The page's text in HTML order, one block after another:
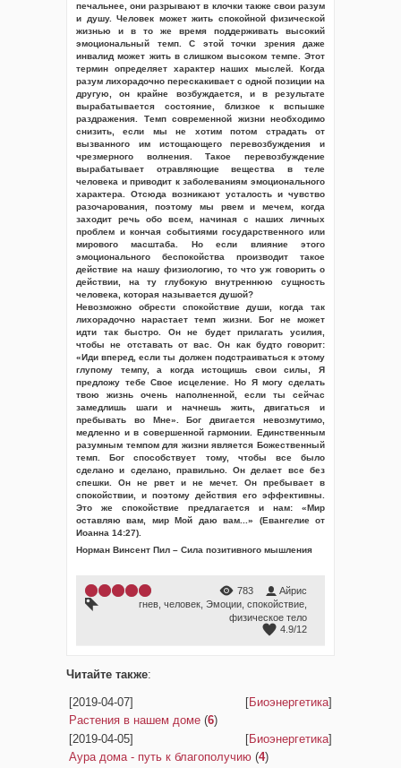
печальнее, они разрывают в клочки также свои разум
и душу. Человек может жить спокойной физической
жизнью и в то же время поддерживать высокий
эмоциональный темп. С этой точки зрения даже
инвалид может жить в слишком высоком темпе. Этот
термин определяет характер наших мыслей. Когда
разум лихорадочно перескакивает с одной позиции на
другую, он крайне возбуждается, и в результате
вырабатывается состояние, близкое к вспышке
раздражения. Темп современной жизни необходимо
снизить, если мы не хотим потом страдать от
вызванного им истощающего перевозбуждения и
чрезмерного волнения. Такое перевозбуждение
вырабатывает отравляющие вещества в теле
человека и приводит к заболеваниям эмоционального
характера. Отсюда возникают усталость и чувство
разочарования, поэтому мы рвем и мечем, когда
заходит речь обо всем, начиная с наших личных
проблем и кончая событиями государственного или
мирового масштаба. Но если влияние этого
эмоционального беспокойства производит такое
действие на нашу физиологию, то что уж говорить о
действии, на ту глубокую внутреннюю сущность
человека, которая называется душой?
Невозможно обрести спокойствие души, когда так
лихорадочно нарастает темп жизни. Бог не может
идти так быстро. Он не будет прилагать усилия,
чтобы не отставать от вас. Он как будто говорит:
«Иди вперед, если ты должен подстраиваться к этому
глупому темпу, а когда истощишь свои силы, Я
предложу тебе Свое исцеление. Но Я могу сделать
твою жизнь очень наполненной, если ты сейчас
замедлишь шаги и начнешь жить, двигаться и
пребывать во Мне». Бог двигается невозмутимо,
медленно и в совершенной гармонии. Единственным
разумным темпом для жизни является Божественный
темп. Бог способствует тому, чтобы все было
сделано и сделано, правильно. Он делает все без
спешки. Он не рвет и не мечет. Он пребывает в
спокойствии, и поэтому действия его эффективны.
Это же спокойствие предлагается и нам: «Мир
оставляю вам, мир Мой даю вам...» (Евангелие от
Иоанна 14:27).
Норман Винсент Пил – Сила позитивного мышления
783
Айрис
гнев человек Эмоции спокойствие
физическое тело
4.9/12
Читайте также:
[2019-04-07] [Биоэнергетика]
Растения в нашем доме (6)
[2019-04-05]
[Биоэнергетика]
Аура дома - путь к благополучию (4)